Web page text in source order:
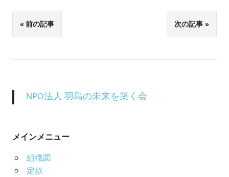
投
稿
ナ
ビ
ゲ
ー
シ
前の記事 次の記事
NPO法人 羽島の未来を築く会
メインメニュー
組織図
定款